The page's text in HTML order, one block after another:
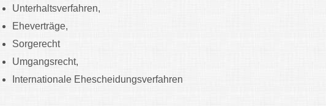
Unterhaltsverfahren,
Eheverträge,
Sorgerecht
Umgangsrecht,
Internationale Ehescheidungsverfahren